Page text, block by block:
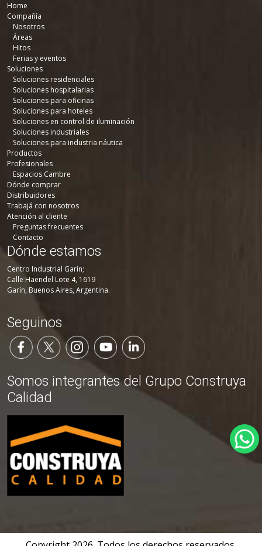
Home
Compañía
Nosotros
Áreas
Hitos
Ferias y eventos
Soluciones
Soluciones residenciales
Soluciones hospitalarias
Soluciones para oficinas
Soluciones para hoteles
Soluciones en control de iluminación
Soluciones industriales
Soluciones para industria náutica
Productos
Profesionales
Espacios Cambre
Dónde comprar
Distribuidores
Trabajá con nosotros
Atención al cliente
Preguntas frecuentes
Contacto
Dónde estamos
Centro Industrial Garín;
Calle Haendel Lote 4, 1619
Garín, Buenos Aires, Argentina.
Seguinos
Somos integrantes del Grupo Construya
Calidad